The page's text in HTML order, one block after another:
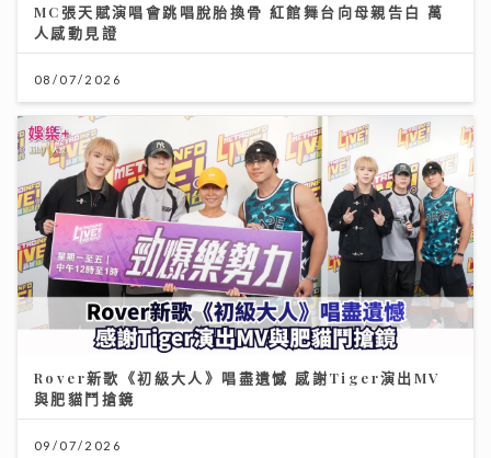
MC張天賦演唱會跳唱脫胎換骨 紅館舞台向母親告白 萬
人感動見證
08/07/2026
Rover新歌《初級大人》唱盡遺憾 感謝Tiger演出MV
與肥貓鬥搶鏡
09/07/2026